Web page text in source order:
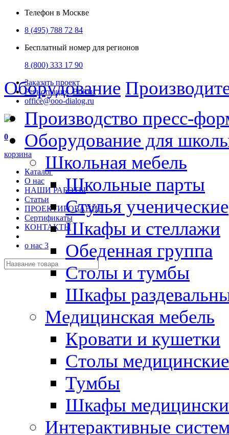
Телефон в Москве
8 (495) 788 72 84
Бесплатный номер для регионов
8 (800) 333 17 90
Заказать проект
Регистрация Войти
office@ooo-dialog.ru
0
корзина
Каталог
О нас
НАШИ РАБОТЫ
Статьи
ПРОЕКТИРОВАНИЕ
Сертификаты
КОНТАКТЫ
о нас 3
Оборудование
Производство пресс-
Оборудование для
Школьная мебель
Школьные парты
Стулья ученические
Шкафы и стеллажи
Обеденная группа
Столы и тумбы
Шкафы
Медицинская мебель
Кровати и кушетки
Столы медицинские
Тумбы
Шкафы
Интерактивные